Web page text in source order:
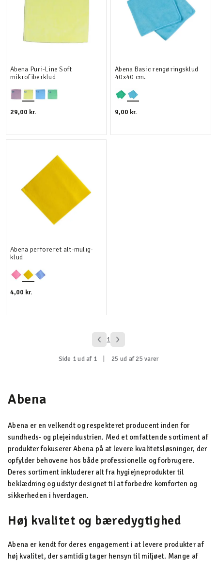
Abena Puri-Line Soft
mikrofiberklud
29,00 kr.
Abena Basic rengøringsklud
40x40 cm.
9,00 kr.
Abena perforeret alt-mulig-
klud
4,00 kr.
1
Side 1 ud af 1 25 ud af 25 varer
Abena
Abena er en velkendt og respekteret producent inden for
sundheds- og plejeindustrien. Med et omfattende sortiment af
produkter fokuserer Abena på at levere kvalitetsløsninger, der
opfylder behovene hos både professionelle og forbrugere.
Deres sortiment inkluderer alt fra hygiejneprodukter til
beklædning og udstyr designet til at forbedre komforten og
sikkerheden i hverdagen.
Høj kvalitet og bæredygtighed
Abena er kendt for deres engagement i at levere produkter af
høj kvalitet, der samtidig tager hensyn til miljøet. Mange af